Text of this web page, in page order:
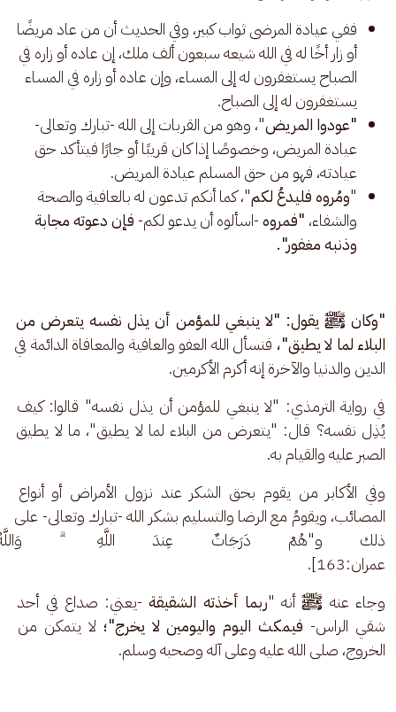
ففي عيادة المرضى ثواب كبير، وفي الحديث أن من عاد مريضًا
أو زار أخًا له في الله شيعه سبعون ألف ملك، إن عاده أو زاره في
الصباح يستغفرون له إلى المساء، وإن عاده أو زاره في المساء
يستغفرون له إلى الصباح.
"عودوا المريض "، وهو من القربات إلى الله -تبارك وتعالى-
عيادة المريض، وخصوصًا إذا كان قريبًا أو جارًا فيتأكد حق
عيادته، فهو من حق المسلم عيادة المريض.
"ومُروه فليدعُ لكم"، كما أنكم تدعون له بالعافية والصحة
والشفاء، "فمروه-اسألوه أن يدعو لكم- فإن دعوته مجابة
وذنبه مغفور".
"وكان ﷺ يقول: "لا ينبغي للمؤمن أن يذل نفسه يتعرض من
البلاء لما لا يطيق"، فنسأل الله العفو والعافية والمعافاة الدائمة في
الدين والدنيا والآخرة إنه أكرم الأكرمين.
في رواية الترمذي: "لا ينبغي للمؤمن أن يذل نفسه" قالوا: كيف
يُذِل نفسه؟ قال: "يتعرض من البلاء لما لا يطيق"، ما لا يطيق
الصبر عليه والقيام به.
وفي الأكابر من يقوم بحق الشكر عند نزول الأمراض أو أنواع
المصائب، ويقومُ مع الرضا والتسليم بشكر الله -تبارك وتعالى- على
ذلك و"هُمْ دَرَجَاتٌ عِندَ اللَّهِ
عمران:163].
وجاء عنه ﷺ أنه "ربما أخذته الشقيقة -يعني: صداع في أحد
شقي الراس- فيمكث اليوم واليومين لا يخرج"؛ لا يتمكن من
الخروج، صلى الله عليه وعلى آله وصحبه وسلم.